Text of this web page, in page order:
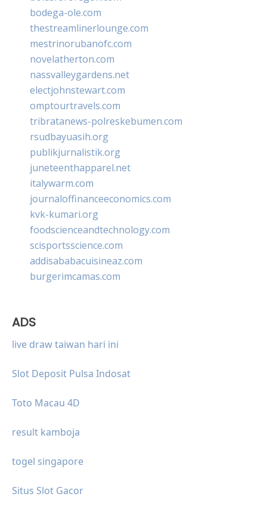
bodega-ole.com
thestreamlinerlounge.com
mestrinorubanofc.com
novelatherton.com
nassvalleygardens.net
electjohnstewart.com
omptourtravels.com
tribratanews-polreskebumen.com
rsudbayuasih.org
publikjurnalistik.org
juneteenthapparel.net
italywarm.com
journaloffinanceeconomics.com
kvk-kumari.org
foodscienceandtechnology.com
scisportsscience.com
addisababacuisineaz.com
burgerimcamas.com
ADS
live draw taiwan hari ini
Slot Deposit Pulsa Indosat
Toto Macau 4D
result kamboja
togel singapore
Situs Slot Gacor